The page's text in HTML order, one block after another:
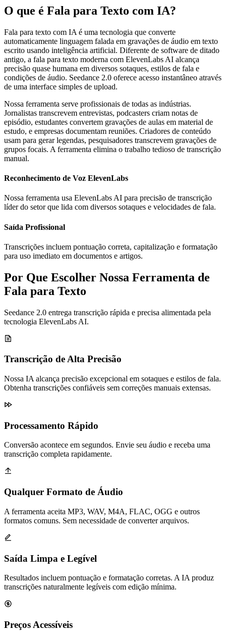
O que é Fala para Texto com IA?
Fala para texto com IA é uma tecnologia que converte
automaticamente linguagem falada em gravações de áudio em texto
escrito usando inteligência artificial. Diferente de software de ditado
antigo, a fala para texto moderna com ElevenLabs AI alcança
precisão quase humana em diversos sotaques, estilos de fala e
condições de áudio. Seedance 2.0 oferece acesso instantâneo através
de uma interface simples de upload.
Nossa ferramenta serve profissionais de todas as indústrias.
Jornalistas transcrevem entrevistas, podcasters criam notas de
episódio, estudantes convertem gravações de aulas em material de
estudo, e empresas documentam reuniões. Criadores de conteúdo
usam para gerar legendas, pesquisadores transcrevem gravações de
grupos focais. A ferramenta elimina o trabalho tedioso de transcrição
manual.
Reconhecimento de Voz ElevenLabs
Nossa ferramenta usa ElevenLabs AI para precisão de transcrição
líder do setor que lida com diversos sotaques e velocidades de fala.
Saída Profissional
Transcrições incluem pontuação correta, capitalização e formatação
para uso imediato em documentos e artigos.
Por Que Escolher Nossa Ferramenta de
Fala para Texto
Seedance 2.0 entrega transcrição rápida e precisa alimentada pela
tecnologia ElevenLabs AI.
Transcrição de Alta Precisão
Nossa IA alcança precisão excepcional em sotaques e estilos de fala.
Obtenha transcrições confiáveis sem correções manuais extensas.
Processamento Rápido
Conversão acontece em segundos. Envie seu áudio e receba uma
transcrição completa rapidamente.
Qualquer Formato de Áudio
A ferramenta aceita MP3, WAV, M4A, FLAC, OGG e outros
formatos comuns. Sem necessidade de converter arquivos.
Saída Limpa e Legível
Resultados incluem pontuação e formatação corretas. A IA produz
transcrições naturalmente legíveis com edição mínima.
Preços Acessíveis